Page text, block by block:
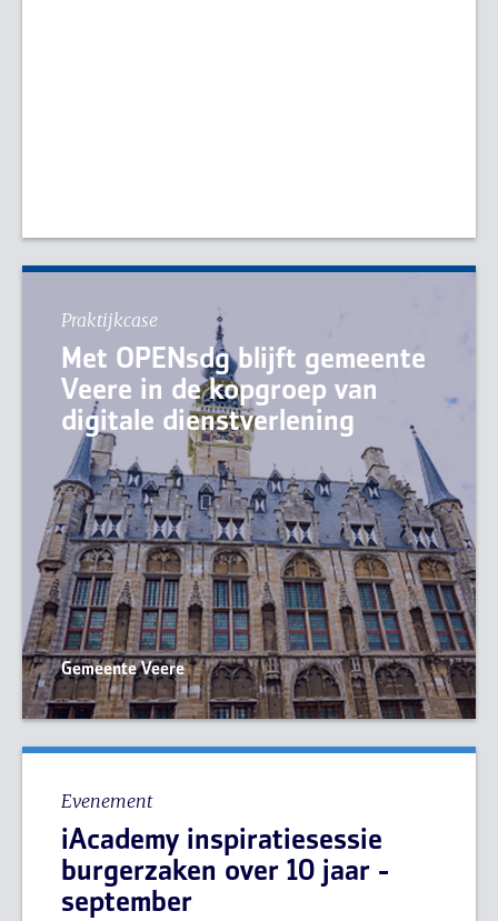
Praktijkcase
Met OPENsdg blijft gemeente
Veere in de kopgroep van
digitale dienstverlening
Gemeente Veere
Evenement
iAcademy inspiratiesessie
burgerzaken over 10 jaar -
september